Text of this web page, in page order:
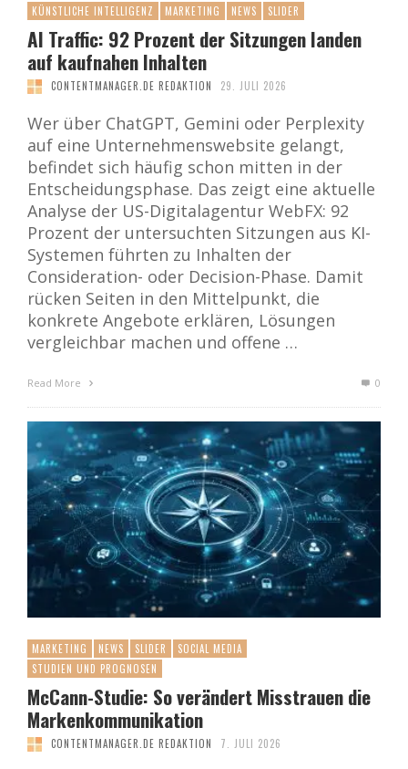
KÜNSTLICHE INTELLIGENZ MARKETING NEWS SLIDER
AI Traffic: 92 Prozent der Sitzungen landen
auf kaufnahen Inhalten
CONTENTMANAGER.DE REDAKTION 29. JULI 2026
Wer über ChatGPT, Gemini oder Perplexity
auf eine Unternehmenswebsite gelangt,
befindet sich häufig schon mitten in der
Entscheidungsphase. Das zeigt eine aktuelle
Analyse der US-Digitalagentur WebFX: 92
Prozent der untersuchten Sitzungen aus KI-
Systemen führten zu Inhalten der
Consideration- oder Decision-Phase. Damit
rücken Seiten in den Mittelpunkt, die
konkrete Angebote erklären, Lösungen
vergleichbar machen und offene …
Read More 0
MARKETING NEWS SLIDER
SOCIAL MEDIA
STUDIEN UND PROGNOSEN
McCann-Studie: So verändert Misstrauen die
Markenkommunikation
CONTENTMANAGER.DE REDAKTION 7. JULI 2026